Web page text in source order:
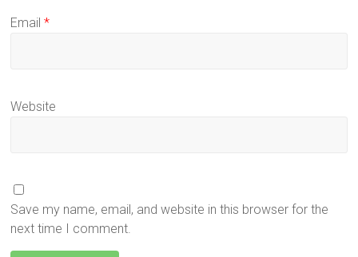
Email*
Website
Save my name, email, and website in this browser for the
next time I comment.